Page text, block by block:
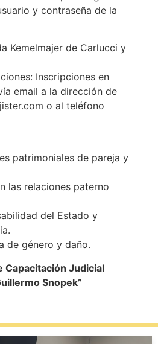
y contraseña de la
Kemelmajer de Carlucci y
Inscripciones en
email a la dirección de
o al teléfono
patrimoniales de pareja y
las relaciones paterno
del Estado y
de género y daño.
Capacitación Judicial
Snopek”